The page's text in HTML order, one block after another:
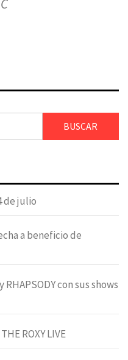
de julio
a beneficio de
con sus shows
ROXY LIVE